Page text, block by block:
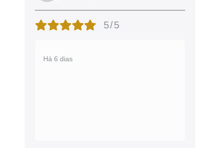
5/5
Há 6 dias